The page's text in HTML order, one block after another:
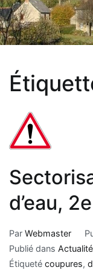
d’eau,
Par Webmaster
Publié dans
Étiqueté coupures,